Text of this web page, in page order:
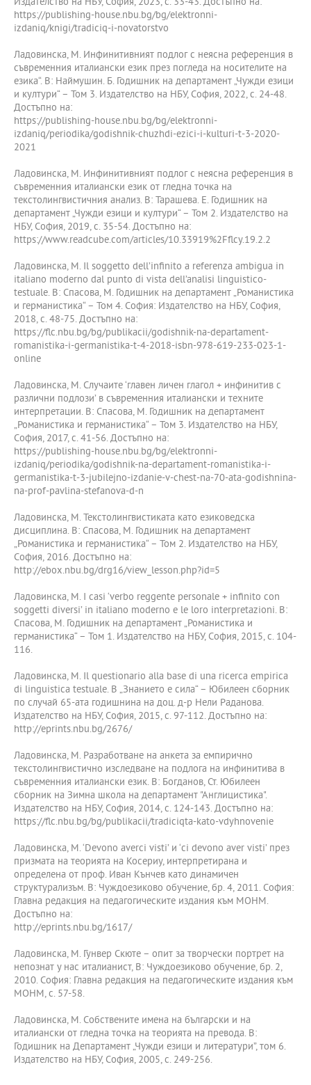
https://publishing-house.nbu.bg/bg/elektronni-
izdaniq/knigi/tradiciq-i-novatorstvo
Ладовинска, М. Инфинитивният подлог с неясна референция в
съвременния италиански език през погледа на носителите на
езика“. В: Наймушин. Б. Годишник на департамент „Чужди езици
и култури“ – Том 3. Издателство на НБУ, София, 2022, с. 24-48.
Достъпно на:
https://publishing-house.nbu.bg/bg/elektronni-
izdaniq/periodika/godishnik-chuzhdi-ezici-i-kulturi-t-3-2020-
2021
Ладовинска, М. Инфинитивният подлог с неясна референция в
съвременния италиански език от гледна точка на
текстолингвистичния анализ. В: Тарашева. Е. Годишник на
департамент „Чужди езици и култури“ – Том 2. Издателство на
НБУ, София, 2019, с. 35-54. Достъпно на:
https://www.readcube.com/articles/10.33919%2Fflcy.19.2.2
Ладовинска, М. Il soggetto dell’infinito a referenza ambigua in
italiano moderno dal punto di vista dell’analisi linguistico-
testuale. В: Спасова, М. Годишник на департамент „Романистика
и германистика“ – Том 4. София: Издателство на НБУ, София,
2018, с. 48-75. Достъпно на:
https://flc.nbu.bg/bg/publikacii/godishnik-na-departament-
romanistika-i-germanistika-t-4-2018-isbn-978-619-233-023-1-
online
Ладовинска, М. Случаите ‘главен личен глагол + инфинитив с
различни подлози’ в съвременния италиански и техните
интерпретации. В: Спасова, М. Годишник на департамент
„Романистика и германистика“ – Том 3. Издателство на НБУ,
София, 2017, с. 41-56. Достъпно на:
https://publishing-house.nbu.bg/bg/elektronni-
izdaniq/periodika/godishnik-na-departament-romanistika-i-
germanistika-t-3-jubilejno-izdanie-v-chest-na-70-ata-godishnina-
na-prof-pavlina-stefanova-d-n
Ладовинска, М. Текстолингвистиката като езиковедска
дисциплина. В: Спасова, М. Годишник на департамент
„Романистика и германистика“ – Том 2. Издателство на НБУ,
София, 2016. Достъпно на:
http://ebox.nbu.bg/drg16/view_lesson.php?id=5
Ладовинска, М. I casi ‘verbo reggente personale + infinito con
soggetti diversi’ in italiano moderno e le loro interpretazioni. В:
Спасова, М. Годишник на департамент „Романистика и
германистика“ – Том 1. Издателство на НБУ, София, 2015, с. 104-
116.
Ладовинска, М. Il questionario alla base di una ricerca empirica
di linguistica testuale. В „Знанието е сила“ – Юбилеен сборник
по случай 65-ата годишнина на доц. д-р Нели Раданова.
Издателство на НБУ, София, 2015, с. 97-112. Достъпно на:
http://eprints.nbu.bg/2676/
Ладовинска, М. Разработване на анкета за емпирично
текстолингвистично изследване на подлога на инфинитива в
съвременния италиански език. В: Богданов, Ст. Юбилеен
сборник на Зимна школа на департамент "Англицистика".
Издателство на НБУ, София, 2014, с. 124-143. Достъпно на:
https://flc.nbu.bg/bg/publikacii/tradiciqta-kato-vdyhnovenie
Ладовинска, М. ‘Devono averci visti’ и ‘ci devono aver visti’ през
призмата на теорията на Косериу, интерпретирана и
определена от проф. Иван Кънчев като динамичен
структурализъм. В: Чуждоезиково обучение, бр. 4, 2011. София:
Главна редакция на педагогическите издания към МОНМ.
Достъпно на:
http://eprints.nbu.bg/1617/
Ладовинска, М. Гунвер Скюте – опит за творчески портрет на
непознат у нас италианист, В: Чуждоезиково обучение, бр. 2,
2010. София: Главна редакция на педагогическите издания към
МОНМ, с. 57-58.
Ладовинска, М. Собствените имена на български и на
италиански от гледна точка на теорията на превода. В:
Годишник на Департамент „Чужди езици и литератури”, том 6.
Издателство на НБУ, София, 2005, с. 249-256.